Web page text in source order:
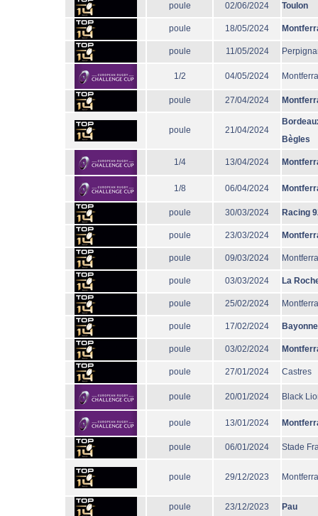
poule 02/06/2024 Toulon
poule 18/05/2024
poule 11/05/2024
1/2 04/05/2024
poule 27/04/2024
poule 21/04/2024
Bègles
1/4 13/04/2024
1/8 06/04/2024
poule 30/03/2024 Racing
poule 23/03/2024
poule 09/03/2024
poule 03/03/2024 La
poule 25/02/2024
poule 17/02/2024 Bayonne
poule 03/02/2024
poule 27/01/2024 Castres
poule 20/01/2024 Black
poule 13/01/2024
poule 06/01/2024 Stade
poule 29/12/2023
poule 23/12/2023 Pau